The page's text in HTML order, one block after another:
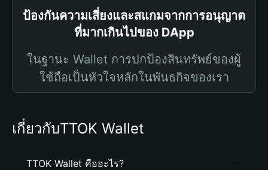
ป้องกันความเสี่ยงและสแกมจากการอนุญาต
ที่มากเกินไปของ DApp
ในฐานะ Wallet การปกป้องสินทรัพย์ของผู้
ใช้ถือเป็นหัวใจหลักในพันธกิจของเรา
เกี่ยวกับTTOK Wallet
TTOK Wallet คืออะไร?